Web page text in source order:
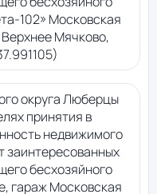
102» Московская
Мячково,
округа Люберцы
принятия в
недвижимого
заинтересованных
бесхозяйного
гараж Московская